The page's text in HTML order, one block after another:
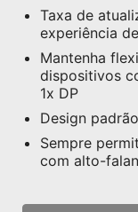
Taxa de
experiência
Mantenha
dispositivos
1x DP
Design
Sempre
com alto-